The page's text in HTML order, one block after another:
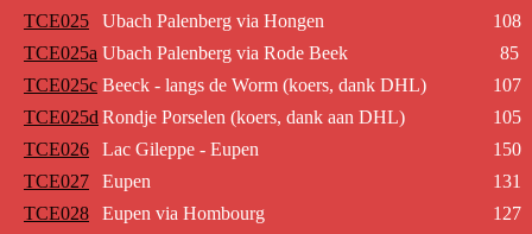
TCE025
Ubach Palenberg via Hongen
108
TCE025a Ubach Palenberg via Rode Beek
85
TCE025c Beeck - langs de Worm (koers, dank DHL)
107
TCE025d Rondje Porselen (koers, dank aan DHL)
105
TCE026
Lac Gileppe - Eupen
150
TCE027
Eupen
131
TCE028
Eupen via Hombourg
127